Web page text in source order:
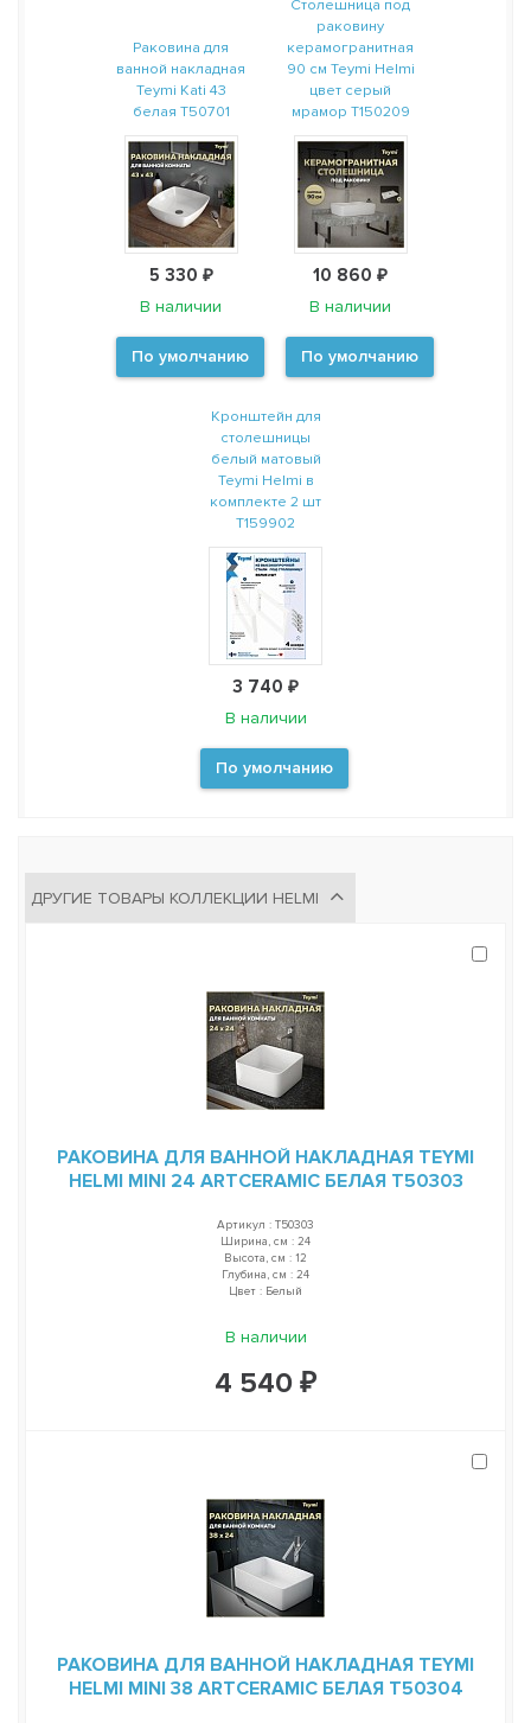
Раковина для
ванной накладная
Teymi Kati 43
белая T50701
5 330 ₽
В наличии
По умолчанию
Столешница под
раковину
керамогранитная
90 см Teymi Helmi
цвет серый
мрамор T150209
10 860 ₽
В наличии
По умолчанию
Кронштейн для
столешницы
белый матовый
Teymi Helmi в
комплекте 2 шт
T159902
3 740 ₽
В наличии
По умолчанию
ДРУГИЕ ТОВАРЫ КОЛЛЕКЦИИ HELMI
РАКОВИНА ДЛЯ ВАННОЙ НАКЛАДНАЯ TEYMI
HELMI MINI 24 ARTCERAMIC БЕЛАЯ T50303
Артикул : T50303
Ширина, см : 24
Высота, см : 12
Глубина, см : 24
Цвет : Белый
В наличии
4 540 ₽
РАКОВИНА ДЛЯ ВАННОЙ НАКЛАДНАЯ TEYMI
HELMI MINI 38 ARTCERAMIC БЕЛАЯ T50304